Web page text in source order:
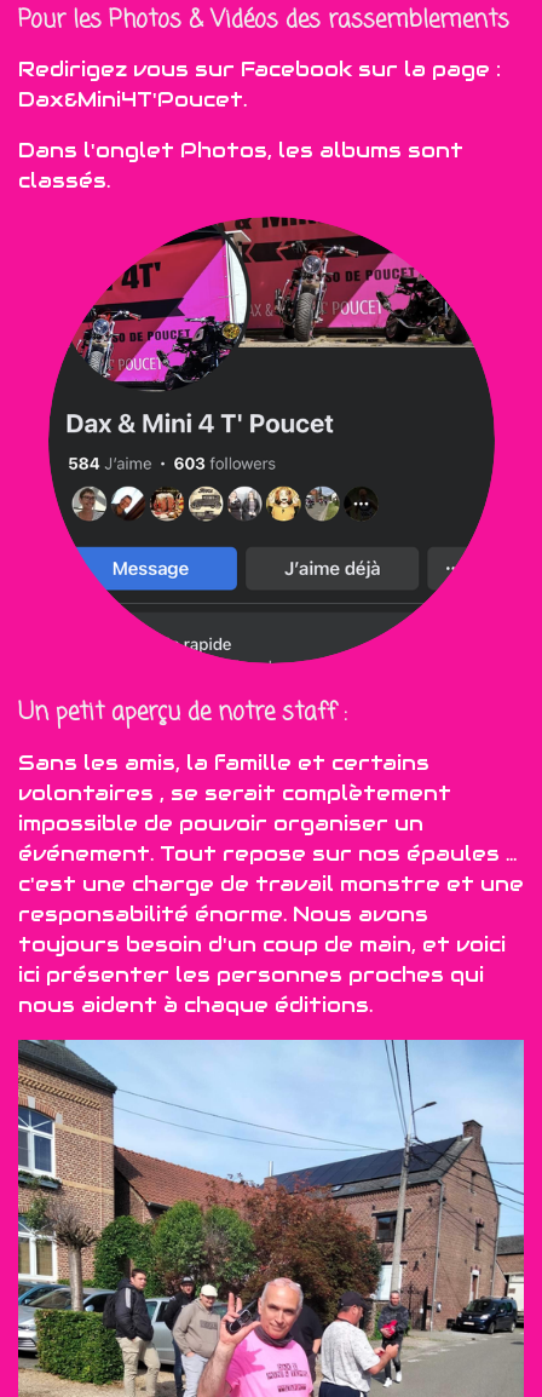
Pour les Photos & Vidéos des rassemblements
Redirigez vous sur Facebook sur la page :
Dax&Mini4T'Poucet.
Dans l'onglet Photos, les albums sont
classés.
Un petit aperçu de notre staff :
Sans les amis, la famille et certains
volontaires , se serait complètement
impossible de pouvoir organiser un
événement. Tout repose sur nos épaules ...
c'est une charge de travail monstre et une
responsabilité énorme. Nous avons
toujours besoin d'un coup de main, et voici
ici présenter les personnes proches qui
nous aident à chaque éditions.